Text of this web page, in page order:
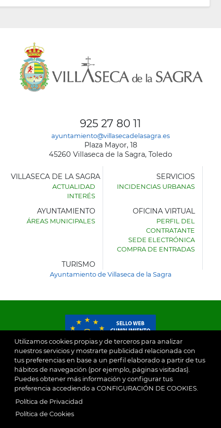
Utilizamos cookies propias y de terceros para analizar
nuestros servicios y mostrarte publicidad relacionada con
tus preferencias en base a un perfil elaborado a partir de tus
hábitos de navegación (por ejemplo, páginas visitadas).
Puedes obtener más información y configurar tus
preferencia accediendo a CONFIGURACIÓN DE COOKIES.
Política de Privacidad
Política de Cookies
925 27 80 11
ayuntamiento@villasecadelasagra.es
Plaza Mayor, 18
45260 Villaseca de la Sagra, Toledo
AYUNTAMIENTO
VILLASECA DE LA SAGRA
ACTUALIDAD
INTERÉS
SERVICIOS
INCIDENCIAS URBANAS
AYUNTAMIENTO
ÁREAS MUNICIPALES
OFICINA VIRTUAL
PERFIL DEL
CONTRATANTE
SEDE ELECTRÓNICA
COMPRA DE ENTRADAS
TURISMO
Ayuntamiento de Villaseca de la Sagra
© 2026
Ayuntamiento de Villaseca de la Sagra Aviso Legal